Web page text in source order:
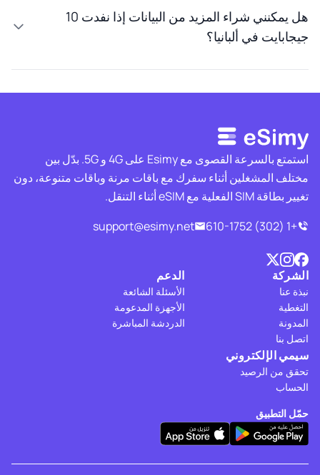
هل يمكنني شراء المزيد من البيانات إذا نفدت 10
جيجابايت في ألبانيا؟
استمتع بالسرعة القصوى مع Esimy على 4G و 5G. بدّل بين
مختلف المشغلين أثناء سفرك مع باقات مرنة وباقات متنوعة، دون
تغيير بطاقة SIM الفعلية مع eSIM أثناء التنقل.
+1 (302) 610-1752
support@esimy.net
الشركة
نبذة عنا
التغطية
المدونة
اتصل بنا
الدعم
الأسئلة الشائعة
الأجهزة المدعومة
الدردشة المباشرة
سيمي الإلكتروني
تحقق من الرصيد
الحساب
حمّل التطبيق